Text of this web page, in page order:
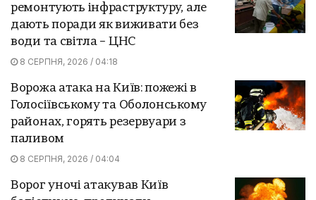
ремонтують інфраструктуру, але
дають поради як виживати без
води та світла – ЦНС
8 СЕРПНЯ, 2026 / 04:18
Ворожа атака на Київ: пожежі в
Голосіївському та Оболонському
районах, горять резервуари з
паливом
8 СЕРПНЯ, 2026 / 04:04
Ворог уночі атакував Київ